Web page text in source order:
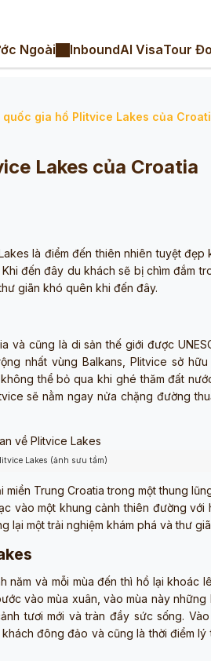
Ngoài InboundAI VisaTour
quốc gia hồ Plitvice Lakes của
Lakes của Croatia
là điểm đến thiên nhiên tuyệt đẹp
đến đây du khách sẽ bị chìm đắm
giãn khó quên khi đến đây.
và cũng là di sản thế giới được
nhất vùng Balkans, Plitvice sở
không thể bỏ qua khi ghé thăm đất
sẽ nằm ngay nửa chặng đường
Lakes (ảnh sưu tầm)
Trung Croatia trong một thung
vào một khung cảnh thiên đường với
lại một trải nghiệm khám phá và thư
và mỗi mùa đến thì hồ lại khoác
vào mùa xuân, vào mùa này
tươi mới và tràn đầy sức sống.
đông đảo và cũng là thời điểm lý